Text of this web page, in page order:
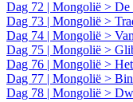
Dag 72 | Mongolië > De
Dag 73 | Mongolië >
Dag 74 | Mongolië >
Dag 75 | Mongolië >
Dag 76 | Mongolië >
Dag 77 | Mongolië >
Dag 78 | Mongolië >